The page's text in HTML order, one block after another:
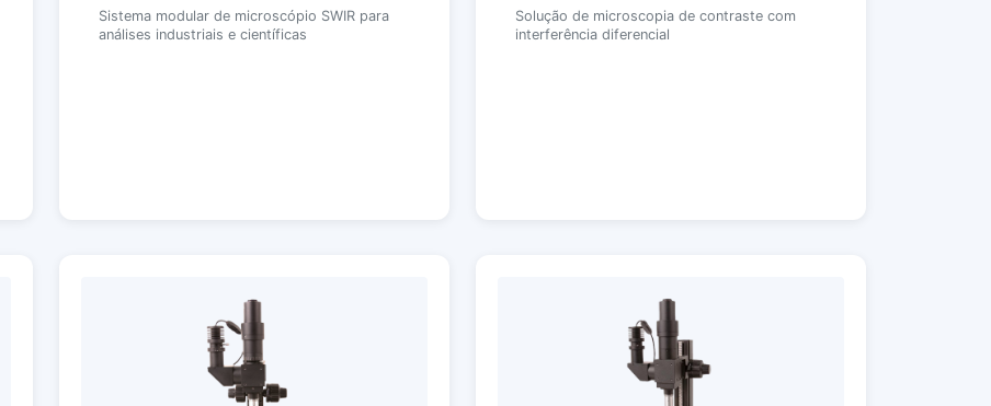
Sistema modular de microscópio SWIR para
análises industriais e científicas
Solução de microscopia de contraste com
interferência diferencial